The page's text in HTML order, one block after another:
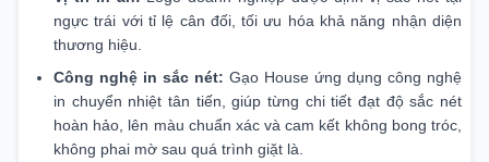
ngực trái với tỉ lệ cân đối, tối ưu hóa khả năng nhận diện
thương hiệu.
Công nghệ in sắc nét: Gạo House ứng dụng công nghệ
in chuyển nhiệt tân tiến, giúp từng chi tiết đạt độ sắc nét
hoàn hảo, lên màu chuẩn xác và cam kết không bong tróc,
không phai mờ sau quá trình giặt là.